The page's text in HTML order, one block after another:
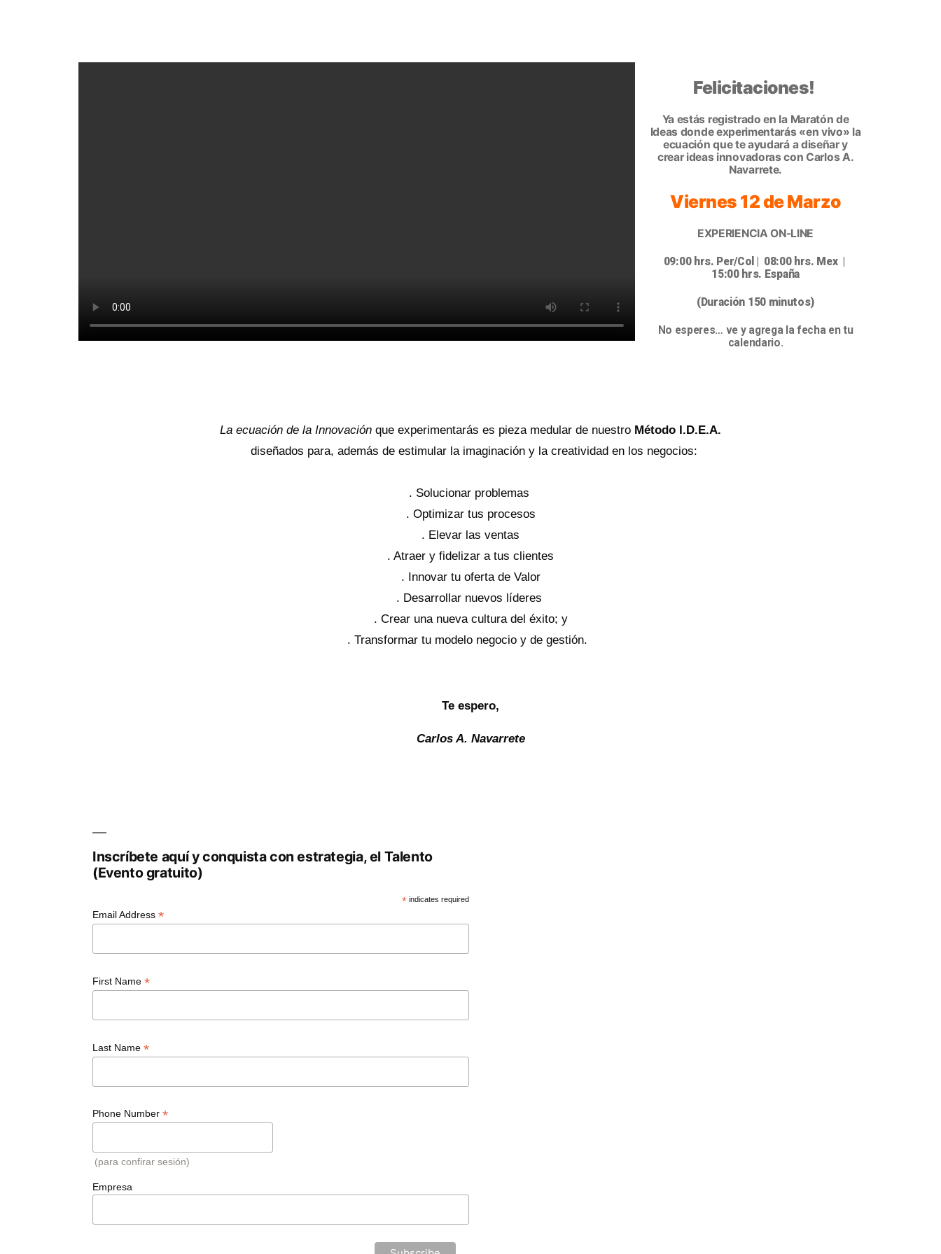
Felicitaciones!
Ya estás registrado en la Maratón de
Ideas donde experimentarás «en vivo» la
ecuación que te ayudará a diseñar y
crear ideas innovadoras con Carlos A.
Navarrete.
Viernes 12 de Marzo
EXPERIENCIA ON-LINE
09:00 hrs. Per/Col | 08:00 hrs. Mex |
15:00 hrs. España
(Duración 150 minutos)
No esperes… ve y agrega la fecha en tu
calendario.
La ecuación de la Innovación que experimentarás es pieza medular de nuestro Método I.D.E.A.
diseñados para, además de estimular la imaginación y la creatividad en los negocios:
. Solucionar problemas
. Optimizar tus procesos
. Elevar las ventas
. Atraer y fidelizar a tus clientes
. Innovar tu oferta de Valor
. Desarrollar nuevos líderes
. Crear una nueva cultura del éxito; y
. Transformar tu modelo negocio y de gestión.
Te espero,
Carlos A. Navarrete
Inscríbete aquí y conquista con estrategia, el Talento
(Evento gratuito)
*indicates required
Email Address *
First Name *
Last Name *
Phone Number *
(para confirar sesión)
Empresa